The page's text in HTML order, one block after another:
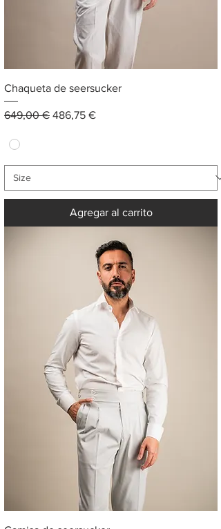
Chaqueta de seersucker
Precio
649,00 € Precio de oferta
486,75 €
Agregar al carrito